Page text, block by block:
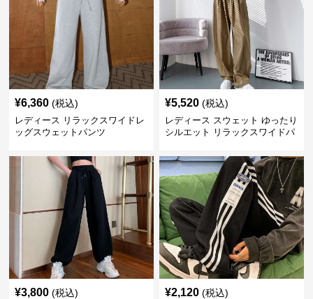
¥6,360 (税込)
レディース リラックスワイドレ
ッグスウェットパンツ
¥5,520 (税込)
レディース スウェット ゆったり
シルエット リラックスワイドパ
¥3,800 (税込) ¥2,120 (税込)